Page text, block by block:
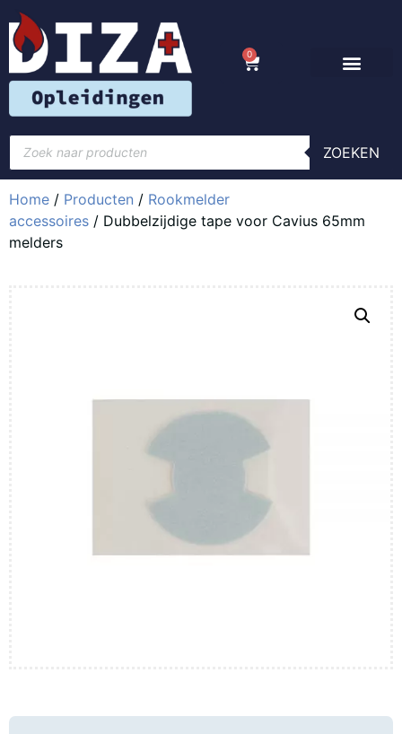
0
ZOEKEN
Home / Producten / Rookmelder
accessoires / Dubbelzijdige tape voor Cavius 65mm
melders